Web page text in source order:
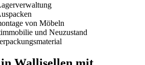
von Möbeln
und Neuzustand